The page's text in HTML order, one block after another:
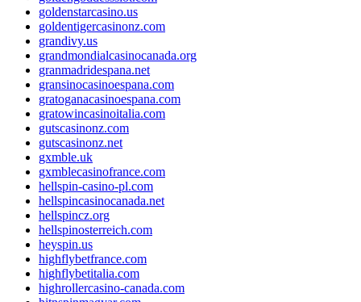
goldenstarcasino.us
goldentigercasinonz.com
grandivy.us
grandmondialcasinocanada.org
granmadridespana.net
gransinocasinoespana.com
gratoganacasinoespana.com
gratowincasinoitalia.com
gutscasinonz.com
gutscasinonz.net
gxmble.uk
gxmblecasinofrance.com
hellspin-casino-pl.com
hellspincasinocanada.net
hellspincz.org
hellspinosterreich.com
heyspin.us
highflybetfrance.com
highflybetitalia.com
highrollercasino-canada.com